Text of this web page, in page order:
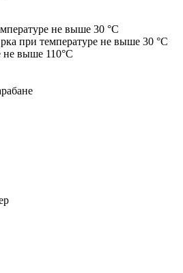
не выше 30 °C
при температуре не выше 30 °C
не выше 110°C